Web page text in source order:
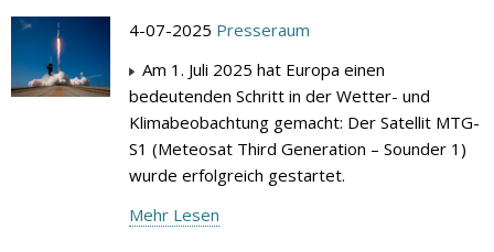
4-07-2025 Presseraum
Am 1. Juli 2025 hat Europa einen
bedeutenden Schritt in der Wetter- und
Klimabeobachtung gemacht: Der Satellit MTG-
S1 (Meteosat Third Generation – Sounder 1)
wurde erfolgreich gestartet.
Mehr Lesen